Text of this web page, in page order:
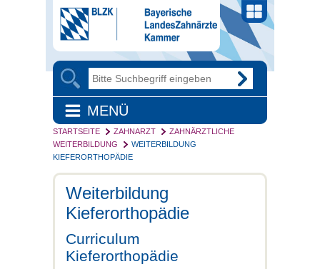
MENÜ
STARTSEITE ZAHNARZT
ZAHNÄRZTLICHE
WEITERBILDUNG
WEITERBILDUNG
KIEFERORTHOPÄDIE
Weiterbildung
Kieferorthopädie
Curriculum
Kieferorthopädie